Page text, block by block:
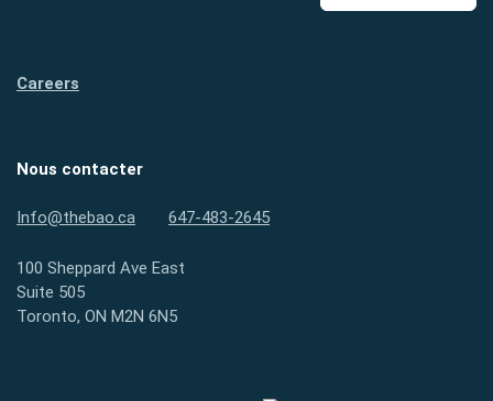
Careers
Nous contacter
Info@thebao.ca 647-483-2645
100 Sheppard Ave East
Suite 505
Toronto, ON M2N 6N5